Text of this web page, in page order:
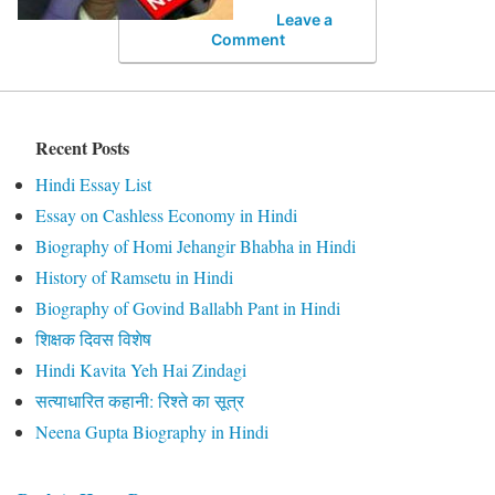
Leave a
Comment
Recent Posts
Hindi Essay List
Essay on Cashless Economy in Hindi
Biography of Homi Jehangir Bhabha in Hindi
History of Ramsetu in Hindi
Biography of Govind Ballabh Pant in Hindi
शिक्षक दिवस विशेष
Hindi Kavita Yeh Hai Zindagi
सत्याधारित कहानी: रिश्ते का सूत्र
Neena Gupta Biography in Hindi